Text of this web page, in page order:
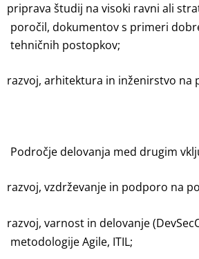
priprava študij na visoki ravni ali
poročil, dokumentov s primeri
tehničnih postopkov;
razvoj, arhitektura in inženirstvo na
Področje delovanja med drugim
razvoj, vzdrževanje in podporo na
razvoj, varnost in delovanje
metodologije Agile, ITIL;